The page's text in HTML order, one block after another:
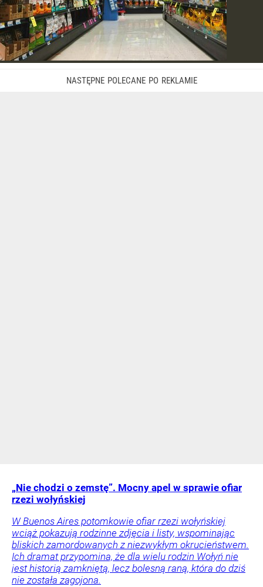
„Nie chodzi o zemstę”. Mocny apel w sprawie ofiar
rzezi wołyńskiej
W Buenos Aires potomkowie ofiar rzezi wołyńskiej
wciąż pokazują rodzinne zdjęcia i listy, wspominając
bliskich zamordowanych z niezwykłym okrucieństwem.
Ich dramat przypomina, że dla wielu rodzin Wołyń nie
jest historią zamkniętą, lecz bolesną raną, która do dziś
nie została zagojona.